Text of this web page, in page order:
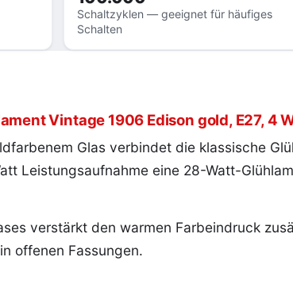
Schaltzyklen — geeignet für häufiges
Schalten
Vintage 1906 Edison gold, E27, 4
Glas verbindet die klassische
Leistungsaufnahme eine 28-Watt-
verstärkt den warmen Farbeindruck
offenen Fassungen.